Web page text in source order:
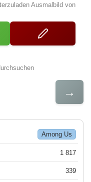
Ausmalbild von
→
Among Us
1 817
339